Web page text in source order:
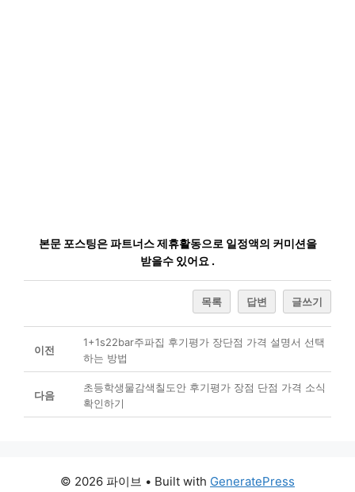
본문 포스팅은 파트너스 제휴활동으로 일정액의 커미션을
받을수 있어요 .
목록 답변 글쓰기
이전
1+1s22bar주파집 후기평가 장단점 가격 설명서 선택
하는 방법
다음
초등학생물감색칠도안 후기평가 장점 단점 가격 소식
확인하기
© 2026 파이브 • Built with GeneratePress